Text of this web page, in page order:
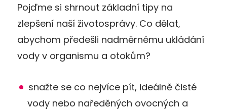
Pojďme si shrnout základní tipy na
zlepšení naší životosprávy. Co dělat,
abychom předešli nadměrnému ukládání
vody v organismu a otokům?
snažte se co nejvíce pít, ideálně čisté
vody nebo naředěných ovocných a